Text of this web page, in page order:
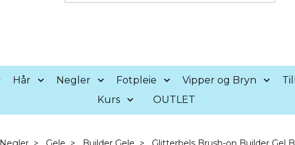
Hår Negler Fotpleie Vipper og Bryn
Kurs
OUTLET